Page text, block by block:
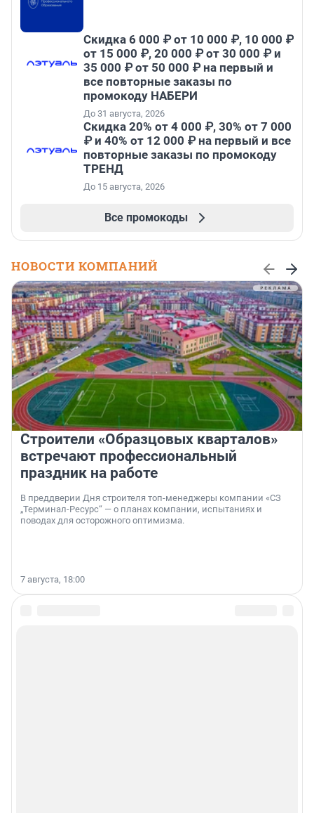
Скидка 6 000 ₽ от 10 000 ₽, 10 000 ₽
от 15 000 ₽, 20 000 ₽ от 30 000 ₽ и
35 000 ₽ от 50 000 ₽ на первый и
все повторные заказы по
промокоду НАБЕРИ
До 31 августа, 2026
Скидка 20% от 4 000 ₽, 30% от 7 000
₽ и 40% от 12 000 ₽ на первый и все
повторные заказы по промокоду
ТРЕНД
До 15 августа, 2026
Все промокоды
НОВОСТИ КОМПАНИЙ
Строители «Образцовых кварталов»
встречают профессиональный
праздник на работе
В преддверии Дня строителя топ-менеджеры компании «СЗ
„Терминал-Ресурс“ — о планах компании, испытаниях и
поводах для осторожного оптимизма.
7 августа, 18:00